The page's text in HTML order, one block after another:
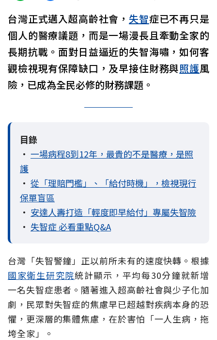
台灣正式邁入超高齡社會， 失智症已不再只是
個人的醫療議題，而是一場漫長且牽動全家的
長期抗戰。面對日益逼近的失智海嘯，如何客
觀檢視現有保障缺口，及早接住財務與照護風
險，已成為全民必修的財務課題。
目錄
• 一場病程8到12年，最貴的不是醫療，是照
護
• 從「理賠門檻」、「給付時機」，檢視現行
保單盲區
• 安達人壽打造「輕度即早給付」專屬失智險
• 失智症 必看重點Q&A
台灣「失智警鐘」正以前所未有的速度快轉。根據
國家衛生研究院統計顯示，平均每30分鐘就新增
一名失智症患者。隨著進入超高齡社會與少子化加
劇，民眾對失智症的焦慮早已超越對疾病本身的恐
懼，更深層的集體焦慮，在於害怕「一人生病，拖
垮全家」。